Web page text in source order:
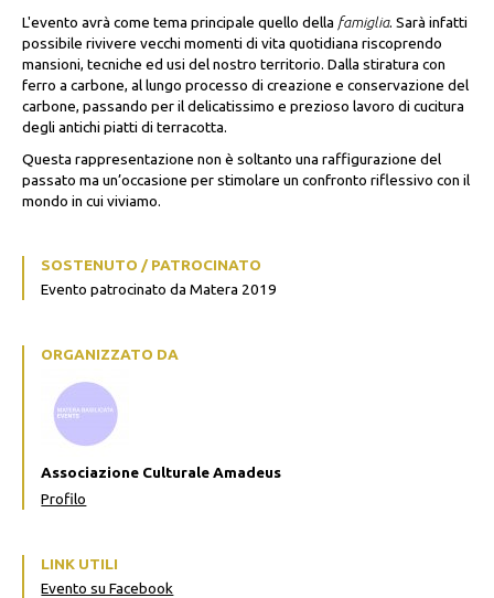
L'evento avrà come tema principale quello della famiglia. Sarà infatti
possibile rivivere vecchi momenti di vita quotidiana riscoprendo
mansioni, tecniche ed usi del nostro territorio. Dalla stiratura con
ferro a carbone, al lungo processo di creazione e conservazione del
carbone, passando per il delicatissimo e prezioso lavoro di cucitura
degli antichi piatti di terracotta.
Questa rappresentazione non è soltanto una raffigurazione del
passato ma un’occasione per stimolare un confronto riflessivo con il
mondo in cui viviamo.
SOSTENUTO / PATROCINATO
Evento patrocinato da Matera 2019
ORGANIZZATO DA
Associazione Culturale Amadeus
Profilo
LINK UTILI
Evento su Facebook